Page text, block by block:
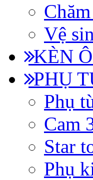
Vệ
KÈN
PHỤ
Phụ
Cam
Star
Phụ